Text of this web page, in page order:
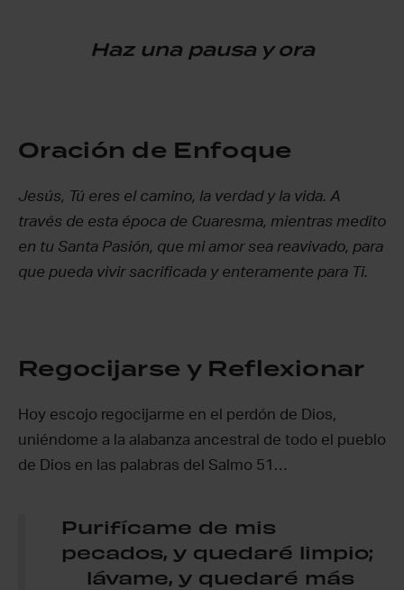
Haz una pausa y ora
Oración de Enfoque
Jesús, Tú eres el camino, la verdad y la vida. A
través de esta época de Cuaresma, mientras medito
en tu Santa Pasión, que mi amor sea reavivado, para
que pueda vivir sacrificada y enteramente para Ti.
Regocijarse y Reflexionar
Hoy escojo regocijarme en el perdón de Dios,
uniéndome a la alabanza ancestral de todo el pueblo
de Dios en las palabras del Salmo 51…
Purifícame de mis
pecados, y quedaré limpio;
lávame, y quedaré más